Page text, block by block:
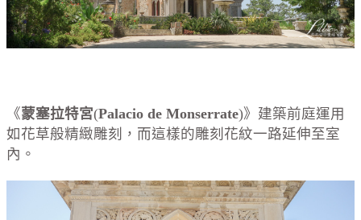
《蒙塞拉特宮(Palacio de Monserrate)》建築前庭運用
如花草般精緻雕刻，而這樣的雕刻花紋一路延伸至室
內。